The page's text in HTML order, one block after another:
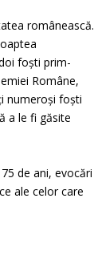
românească.
foști prim-
Române,
numeroși foști
a le fi găsite
de ani, evocări
ale celor care